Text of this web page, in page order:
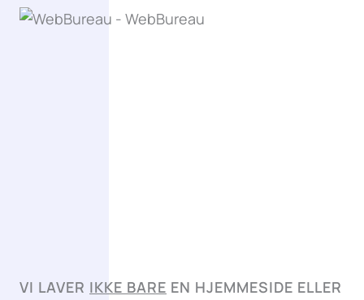
VI LAVER IKKE BARE EN HJEMMESIDE ELLER